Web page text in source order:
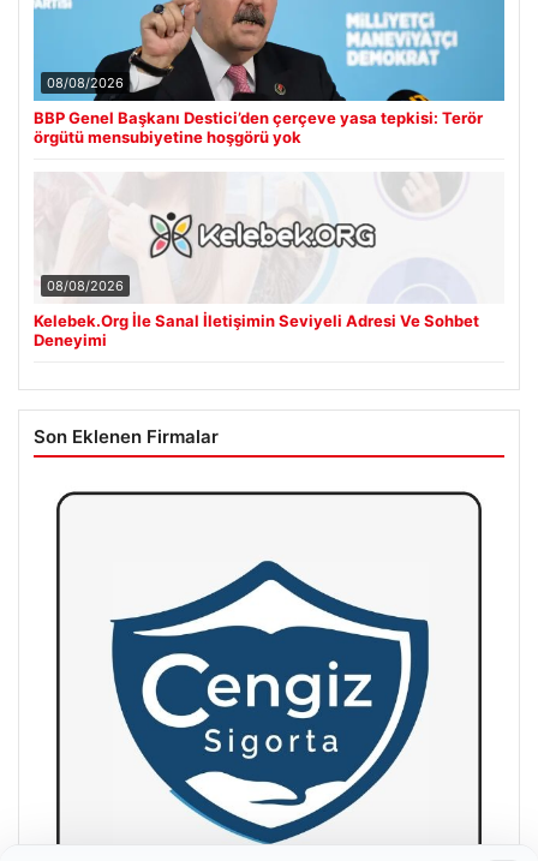
08/08/2026
BBP Genel Başkanı Destici’den çerçeve yasa tepkisi: Terör
örgütü mensubiyetine hoşgörü yok
08/08/2026
Kelebek.Org İle Sanal İletişimin Seviyeli Adresi Ve Sohbet
Deneyimi
Son Eklenen Firmalar